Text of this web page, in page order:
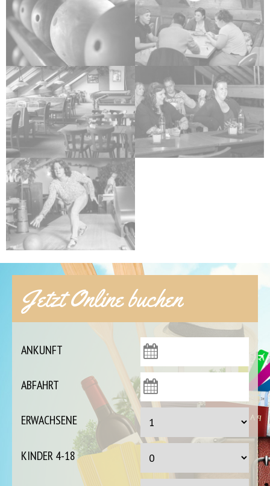
Jetzt Online buchen
ANKUNFT
ABFAHRT
ERWACHSENE
KINDER 4-18